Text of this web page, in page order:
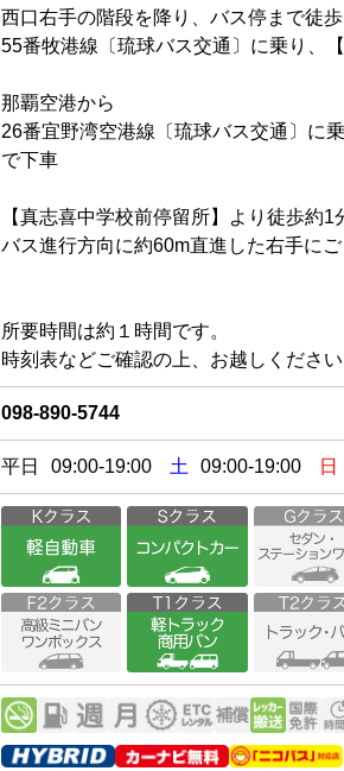
西口右手の階段を降り、バス停まで徒
55番牧港線〔琉球バス交通〕に乗り、
那覇空港から
26番宜野湾空港線〔琉球バス交通〕に
で下車
【真志喜中学校前停留所】より徒歩約1
バス進行方向に約60m直進した右手に
所要時間は約１時間です。
時刻表などご確認の上、お越しください
098-890-5744
平日 09:00-19:00 土 09:00-19:00 日